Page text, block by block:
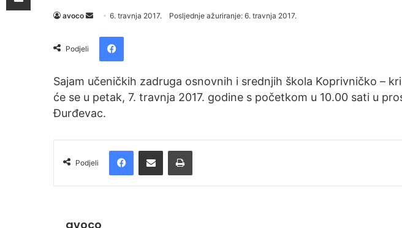
avoco
a
e
m
l
6. travnja 2017. Posljednje ažuriranje: 6. travnja 2017.
Podjeli
Sajam učeničkih zadruga osnovnih i srednjih škola Koprivničko –
će se u petak, 7. travnja 2017. godine s početkom u 10.00 sati u
Đurđevac.
Podjeli
avoco